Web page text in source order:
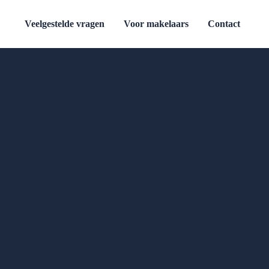
Veelgestelde vragen Voor makelaars Contact